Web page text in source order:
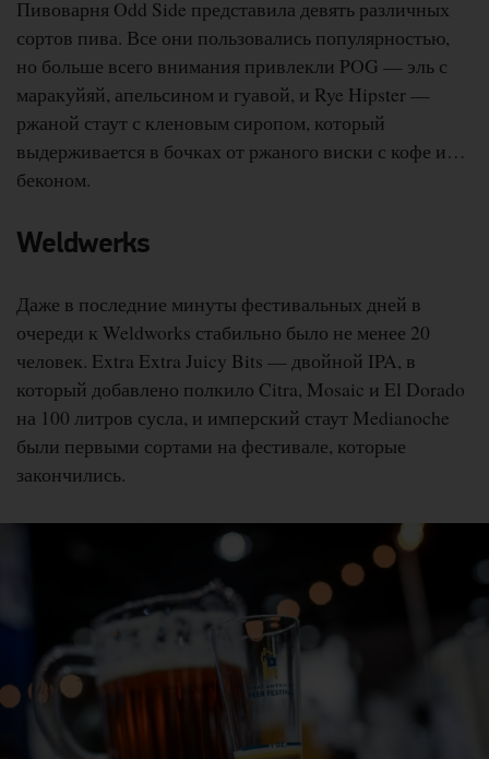
Пивоварня Odd Side представила девять различных
сортов пива. Все они пользовались популярностью,
но больше всего внимания привлекли POG — эль с
маракуйяй, апельсином и гуавой, и Rye Hipster —
ржаной стаут с кленовым сиропом, который
выдерживается в бочках от ржаного виски с кофе и…
беконом.
Weldwerks
Даже в последние минуты фестивальных дней в
очереди к Weldworks стабильно было не менее 20
человек. Extra Extra Juicy Bits — двойной IPA, в
который добавлено полкило Citra, Mosaic и El Dorado
на 100 литров сусла, и имперский стаут Medianoche
были первыми сортами на фестивале, которые
закончились.